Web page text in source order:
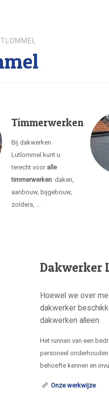
Timmerwerken
Bij dakwerken
Lutlommel kunt u
terecht voor alle
timmerwerken: daken,
aanbouw, bijgebouw,
zolders, ...
Dakwerker
Hoewel we over
dakwerker
dakwerken alleen.
Het runnen van een
personeel
behoefte kennen en
Onze werkwijze